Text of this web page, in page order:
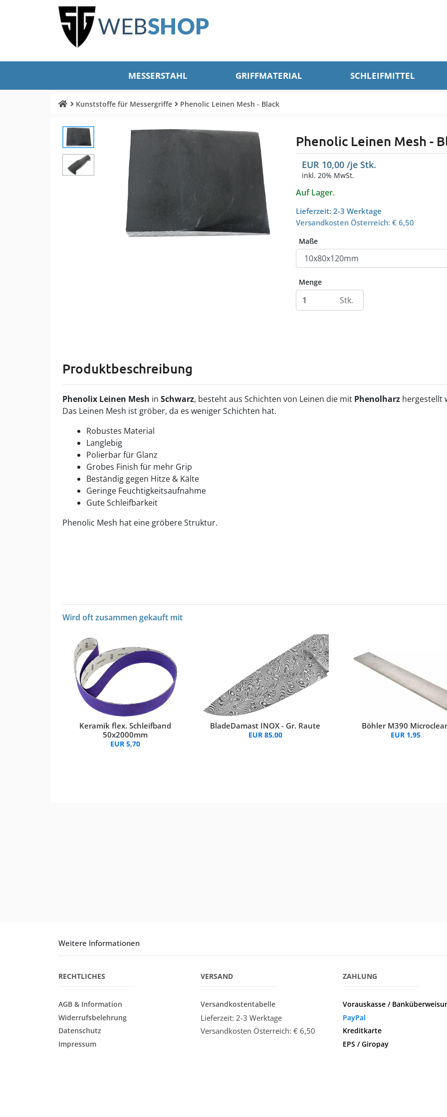
MESSERSTAHL GRIFFMATERIAL SCHLEIFMITTEL
Kunststoffe für Messergriffe Phenolic Leinen Mesh - Black
Phenolic Leinen Mesh -
EUR 10,00 /jeStk.
inkl. 20% MwSt.
Auf Lager.
Lieferzeit: 2-3 Werktage
Versandkosten Österreich:€ 6,50
Maße
Menge
Stk.
Produktbeschreibung
Phenolix Leinen Mesh in Schwarz, besteht aus Schichten von Leinen die mit Phenolharz hergestellt
Das Leinen Mesh ist gröber, da es weniger Schichten hat.
Robustes Material
Langlebig
Polierbar für Glanz
Grobes Finish für mehr Grip
Beständig gegen Hitze & Kälte
Geringe Feuchtigkeitsaufnahme
Gute Schleifbarkeit
Phenolic Mesh hat eine gröbere Struktur.
Wird oft zusammen gekauft mit
Keramik flex. Schleifband
50x2000mm
EUR 5,70
BladeDamast INOX - Gr. Raute
EUR 85,00
Böhler M390
EUR 1,95
Weitere Informationen
RECHTLICHES
AGB & Information
Widerrufsbelehrung
Datenschutz
Impressum
VERSAND
Versandkostentabelle
Lieferzeit: 2-3 Werktage
Versandkosten Österreich: € 6,50
ZAHLUNG
Vorauskasse /
PayPal
Kreditkarte
EPS / Giropay